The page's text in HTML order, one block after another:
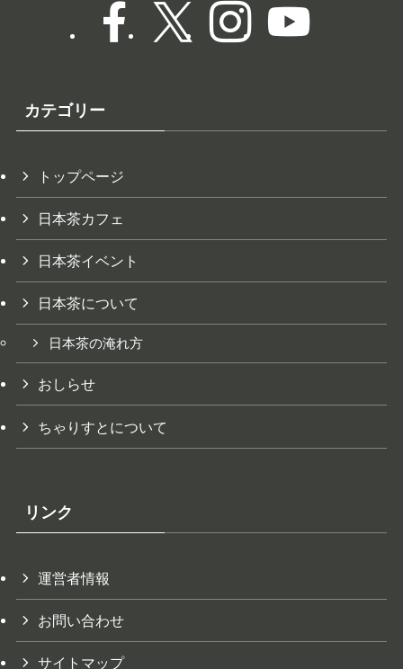
カテゴリー
トップページ
日本茶カフェ
日本茶イベント
日本茶について
日本茶の淹れ方
おしらせ
ちゃりすとについて
リンク
運営者情報
お問い合わせ
サイトマップ